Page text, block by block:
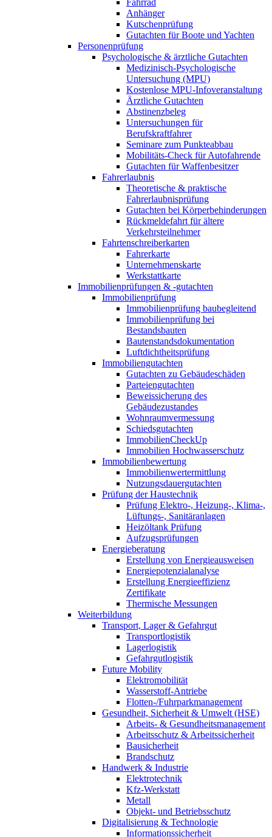
Anhänger
Kutschenprüfung
Gutachten für Boote und Yachten
Personenprüfung
Psychologische & ärztliche Gutachten
Medizinisch-Psychologische
Untersuchung (MPU)
Kostenlose MPU-Infoveranstaltung
Ärztliche Gutachten
Abstinenzbeleg
Untersuchungen für
Berufskraftfahrer
Seminare zum Punkteabbau
Mobilitäts-Check für Autofahrende
Gutachten für Waffenbesitzer
Fahrerlaubnis
Theoretische & praktische
Fahrerlaubnisprüfung
Gutachten bei Körperbehinderungen
Rückmeldefahrt für ältere
Verkehrsteilnehmer
Fahrtenschreiberkarten
Fahrerkarte
Unternehmenskarte
Werkstattkarte
Immobilienprüfungen & -gutachten
Immobilienprüfung
Immobilienprüfung baubegleitend
Immobilienprüfung bei
Bestandsbauten
Bautenstandsdokumentation
Luftdichtheitsprüfung
Immobiliengutachten
Gutachten zu Gebäudeschäden
Parteiengutachten
Beweissicherung des
Gebäudezustandes
Wohnraumvermessung
Schiedsgutachten
ImmobilienCheckUp
Immobilien Hochwasserschutz
Immobilienbewertung
Immobilienwertermittlung
Nutzungsdauergutachten
Prüfung der Haustechnik
Prüfung Elektro-, Heizung-, Klima-,
Lüftungs-, Sanitäranlagen
Heizöltank Prüfung
Aufzugsprüfungen
Energieberatung
Erstellung von Energieausweisen
Energiepotenzialanalyse
Erstellung Energieeffizienz
Zertifikate
Thermische Messungen
Weiterbildung
Transport, Lager & Gefahrgut
Transportlogistik
Lagerlogistik
Gefahrgutlogistik
Future Mobility
Elektromobilität
Wasserstoff-Antriebe
Flotten-/Fuhrparkmanagement
Gesundheit, Sicherheit & Umwelt (HSE)
Arbeits- & Gesundheitsmanagement
Arbeitsschutz & Arbeitssicherheit
Bausicherheit
Brandschutz
Handwerk & Industrie
Elektrotechnik
Kfz-Werkstatt
Metall
Objekt- und Betriebsschutz
Digitalisierung & Technologie
Informationssicherheit